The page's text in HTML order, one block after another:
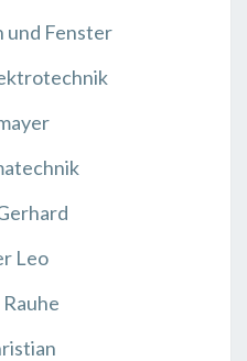
und Fenster
Leo